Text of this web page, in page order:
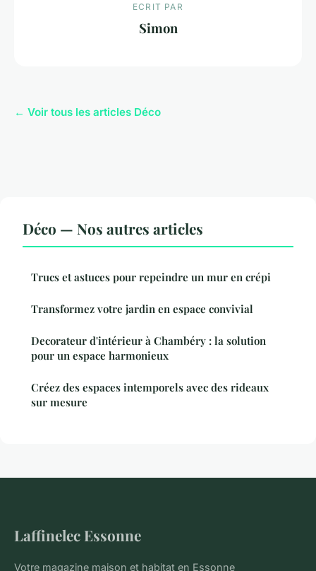
ECRIT PAR
Simon
← Voir tous les articles Déco
Déco — Nos autres articles
Trucs et astuces pour repeindre un mur en crépi
Transformez votre jardin en espace convivial
Decorateur d'intérieur à Chambéry : la solution
pour un espace harmonieux
Créez des espaces intemporels avec des rideaux
sur mesure
Laffinelec Essonne
Votre magazine maison et habitat en Essonne